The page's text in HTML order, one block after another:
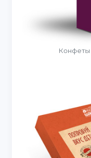
Конфеты